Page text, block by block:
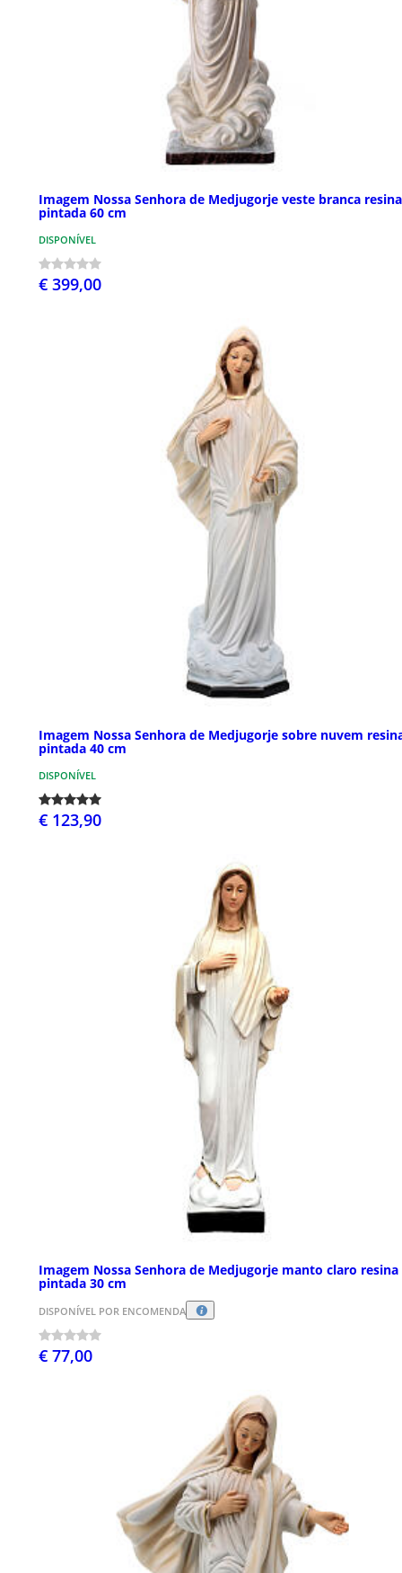
Imagem Nossa Senhora de Medjugorje veste branca resina
pintada 60 cm
DISPONÍVEL
€ 399,00
Imagem Nossa Senhora de Medjugorje sobre nuvem
pintada 40 cm
DISPONÍVEL
€ 123,90
Imagem Nossa Senhora de Medjugorje manto claro resina
pintada 30 cm
DISPONÍVEL POR ENCOMENDA
€ 77,00